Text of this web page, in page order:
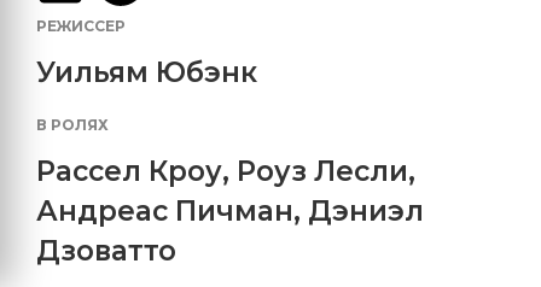
РЕЖИССЕР
Уильям Юбэнк
В РОЛЯХ
Рассел Кроу, Роуз Лесли,
Андреас Пичман, Дэниэл
Дзоватто